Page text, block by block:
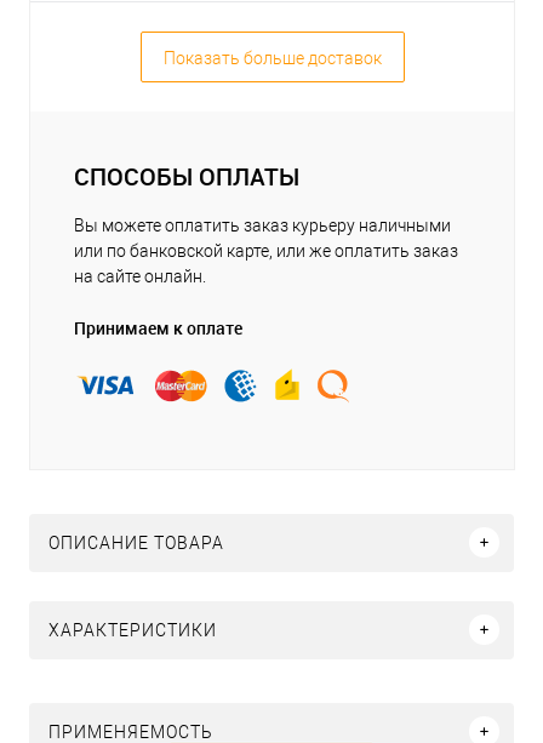
Показать больше доставок
СПОСОБЫ ОПЛАТЫ
Вы можете оплатить заказ курьеру наличными
или по банковской карте, или же оплатить заказ
на сайте онлайн.
Принимаем к оплате
ОПИСАНИЕ ТОВАРА
ХАРАКТЕРИСТИКИ
ПРИМЕНЯЕМОСТЬ